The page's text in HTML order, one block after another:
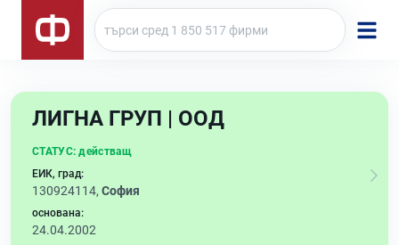
ЛИГНА ГРУП | ООД
СТАТУС: действащ
ЕИК, град:
130924114, София
основана:
24.04.2002